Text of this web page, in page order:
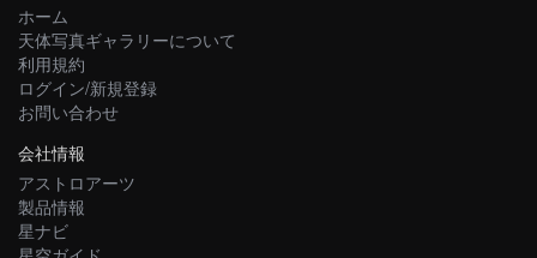
ホーム
天体写真ギャラリーについて
利用規約
ログイン/新規登録
お問い合わせ
会社情報
アストロアーツ
製品情報
星ナビ